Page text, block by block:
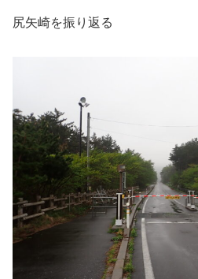
尻矢崎を振り返る